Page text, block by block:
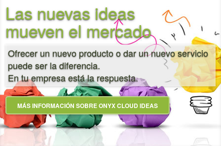
Las nuevas ideas
mueven el mercado
Ofrecer un nuevo producto o dar un nuevo servicio
puede ser la diferencia.
En tu empresa está la respuesta.
MÁS INFORMACIÓN SOBRE ONYX CLOUD IDEAS